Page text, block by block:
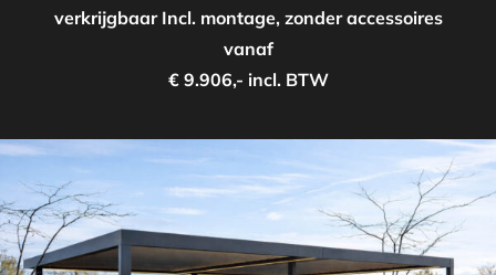
verkrijgbaar Incl. montage, zonder accessoires
vanaf
€ 9.906,- incl. BTW